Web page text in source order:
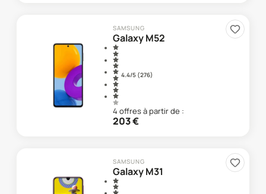
SAMSUNG
Galaxy M52
4.4/5 (276)
4 offresà partir de :
203€
SAMSUNG
Galaxy M31